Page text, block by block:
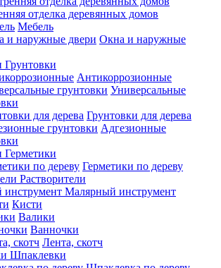
отделка деревянных домов
Мебель
Окна и наружные
Грунтовки
Антикоррозионные
Универсальные
Грунтовки для дерева
Адгезионные
Герметики
Герметики по дереву
Растворители
Малярный инструмент
Кисти
Валики
Ванночки
Лента, скотч
Шпаклевки